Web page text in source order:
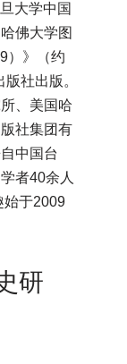
大学中国
佛大学图
）》（约
社出版。
、美国哈
社集团有
中国台
者40余人
始于2009
研